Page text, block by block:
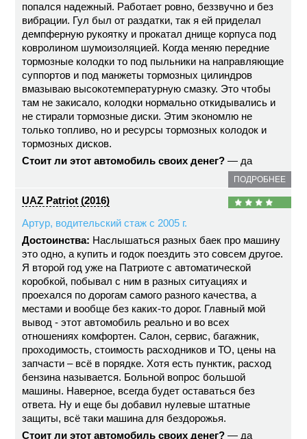
попался надежный. Работает ровно, беззвучно и без
вибрации. Гул был от раздатки, так я ей приделал
демпферную рукоятку и прокатал днище корпуса под
ковролином шумоизоляцией. Когда меняю передние
тормозные колодки то под пыльники на направляющие
суппортов и под манжеты тормозных цилиндров
вмазываю высокотемпературную смазку. Это чтобы
там не закисало, колодки нормально откидывались и
не стирали тормозные диски. Этим экономлю не
только топливо, но и ресурсы тормозных колодок и
тормозных дисков.
Стоит ли этот автомобиль своих денег? — да
ПОДРОБНЕЕ
UAZ Patriot (2016)
Артур, водительский стаж с 2005 г.
Достоинства: Наслышаться разных баек про машину
это одно, а купить и годок поездить это совсем другое.
Я второй год уже на Патриоте с автоматической
коробкой, побывал с ним в разных ситуациях и
проехался по дорогам самого разного качества, а
местами и вообще без каких-то дорог. Главный мой
вывод - этот автомобиль реально и во всех
отношениях комфортен. Салон, сервис, багажник,
проходимость, стоимость расходников и ТО, цены на
запчасти – всё в порядке. Хотя есть пунктик, расход
бензина называется. Больной вопрос большой
машины. Наверное, всегда будет оставаться без
ответа. Ну и еще бы добавил нулевые штатные
защиты, всё таки машина для бездорожья.
Стоит ли этот автомобиль своих денег? — да